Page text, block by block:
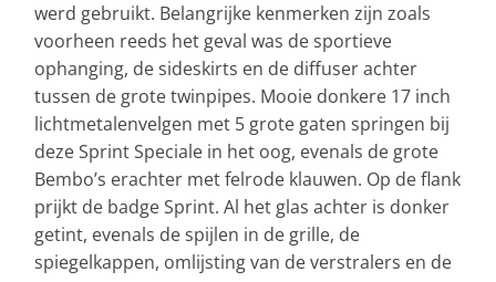
werd gebruikt. Belangrijke kenmerken zijn zoals
voorheen reeds het geval was de sportieve
ophanging, de sideskirts en de diffuser achter
tussen de grote twinpipes. Mooie donkere 17 inch
lichtmetalenvelgen met 5 grote gaten springen bij
deze Sprint Speciale in het oog, evenals de grote
Bembo’s erachter met felrode klauwen. Op de flank
prijkt de badge Sprint. Al het glas achter is donker
getint, evenals de spijlen in de grille, de
spiegelkappen, omlijsting van de verstralers en de